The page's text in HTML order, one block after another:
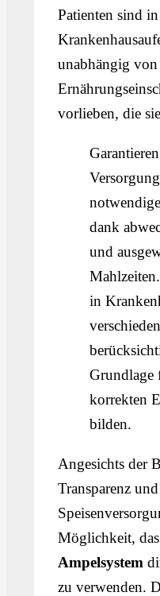
Patienten sind
unabhängig von
vorlieben, die
dank
und
in
Grundlage
korrekten
bilden.
Angesichts der
Transparenz
Möglichkeit,
Ampelsystem
zu verwenden.